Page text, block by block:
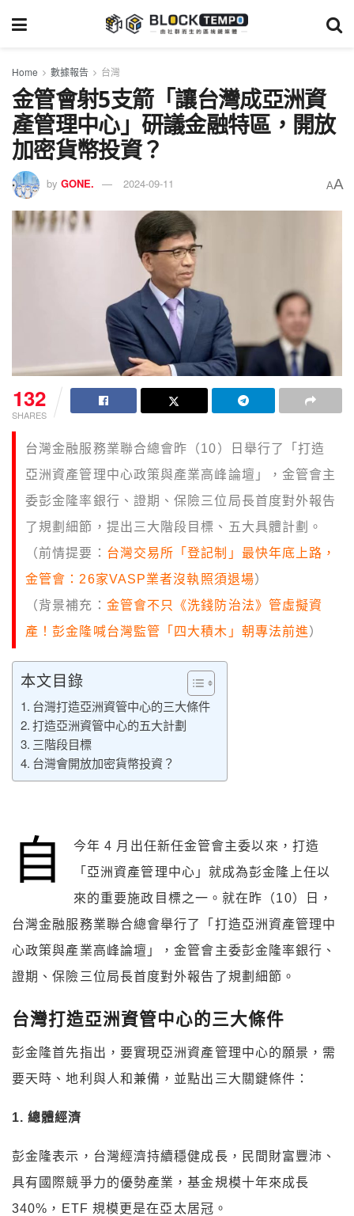
Home 數據報告 台灣
金管會射5支箭「讓台灣成亞洲資
產管理中心」研議金融特區，開放
加密貨幣投資？
by GONE. 2024-09-11 AA
132
SHARES
台灣金融服務業聯合總會昨（10）日舉行了「打造
亞洲資產管理中心政策與產業高峰論壇」，金管會主
委彭金隆率銀行、證期、保險三位局長首度對外報告
了規劃細節，提出三大階段目標、五大具體計劃。
（前情提要： 台灣交易所「登記制」最快年底上路，
金管會：26家VASP業者沒執照須退場）
（背景補充： 金管會不只《洗錢防治法》管虛擬資
產！彭金隆喊台灣監管「四大積木」朝專法前進）
本文目錄
台灣打造亞洲資管中心的三大條件
打造亞洲資管中心的五大計劃
三階段目標
台灣會開放加密貨幣投資？
自
今年 4 月出任新任金管會主委以來，打造
「亞洲資產管理中心」就成為彭金隆上任以
來的重要施政目標之一。就在昨（10）日，
台灣金融服務業聯合總會舉行了「打造亞洲資產管理中
心政策與產業高峰論壇」，金管會主委彭金隆率銀行、
證期、保險三位局長首度對外報告了規劃細節。
台灣打造亞洲資管中心的三大條件
彭金隆首先指出，要實現亞洲資產管理中心的願景，需
要天時、地利與人和兼備，並點出三大關鍵條件：
1. 總體經濟
彭金隆表示，台灣經濟持續穩健成長，民間財富豐沛、
具有國際競爭力的優勢產業，基金規模十年來成長
340%，ETF 規模更是在亞太居冠。